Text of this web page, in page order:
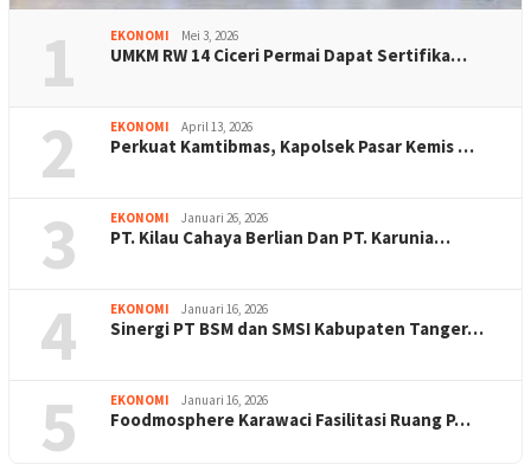
1 EKONOMI Mei 3, 2026
UMKM RW 14 Ciceri Permai Dapat Sertifika…
2 EKONOMI April 13, 2026
Perkuat Kamtibmas, Kapolsek Pasar Kemis …
3 EKONOMI Januari 26, 2026
PT. Kilau Cahaya Berlian Dan PT. Karunia…
4 EKONOMI Januari 16, 2026
Sinergi PT BSM dan SMSI Kabupaten Tanger…
5 EKONOMI Januari 16, 2026
Foodmosphere Karawaci Fasilitasi Ruang P…